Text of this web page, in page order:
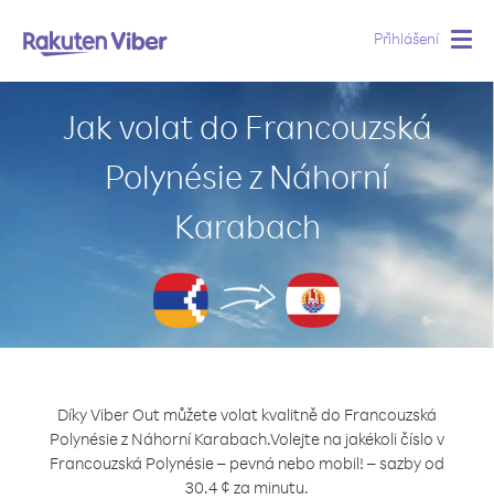
Přihlášení
Jak volat do Francouzská
Polynésie z Náhorní
Karabach
Díky Viber Out můžete volat kvalitně do Francouzská
Polynésie z Náhorní Karabach.Volejte na jakékoli číslo v
Francouzská Polynésie – pevná nebo mobil! – sazby od
30.4 ¢ za minutu.